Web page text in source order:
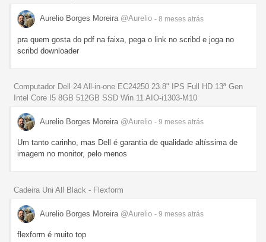
Aurelio Borges Moreira @Aurelio - 8 meses atrás
pra quem gosta do pdf na faixa, pega o link no scribd e joga no
scribd downloader
Computador Dell 24 All-in-one EC24250 23.8" IPS Full HD 13ª Gen
Intel Core I5 8GB 512GB SSD Win 11 AIO-i1303-M10
Aurelio Borges Moreira @Aurelio - 9 meses atrás
Um tanto carinho, mas Dell é garantia de qualidade altíssima de
imagem no monitor, pelo menos
Cadeira Uni All Black - Flexform
Aurelio Borges Moreira @Aurelio - 9 meses atrás
flexform é muito top